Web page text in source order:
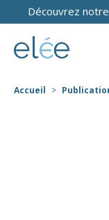
Découvrez
Accueil